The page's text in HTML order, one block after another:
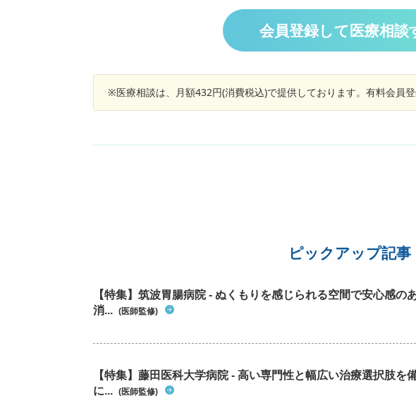
が、赤みと痛痒い感じが残っています。痛みや痒
みがあるうちは皮疹が残っているものでしょう
か。 色素沈着して残ってしまうのではないかと心
うかグレーみたいな色になって来ています。痛み
は無く、爪の生えてくる部分が柔らかくなってお
ります。爪の色は元に戻るのでしょうか？どうぞ
ら外陰部
も痒いの
た。イボ
かったの
たきのう
出てます
会員登録して医療相談
※医療相談は、月額432円(消費税込)で提供しております。有料会員登
ピックアップ記事
【特集】筑波胃腸病院 - ぬくもりを感じられる空間で安心感の
消... (医師監修)
【特集】藤田医科大学病院 - 高い専門性と幅広い治療選択肢を
に... (医師監修)